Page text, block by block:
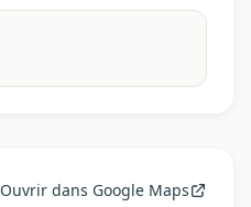
Ouvrir dans Google Maps